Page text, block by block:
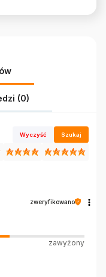
(0)
Wyczyść Szukaj
zweryfikowano
zawyżony